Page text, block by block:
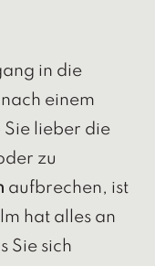
in die
einem
Sie lieber die
zu
aufbrechen, ist
hat alles an
Sie sich